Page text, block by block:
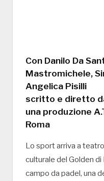
Con Danilo Da
Mastromichele,
Angelica Pisilli
scritto e diretto
una produzione
Roma
Lo sport arriva a
culturale del Golden di
campo da padel, una